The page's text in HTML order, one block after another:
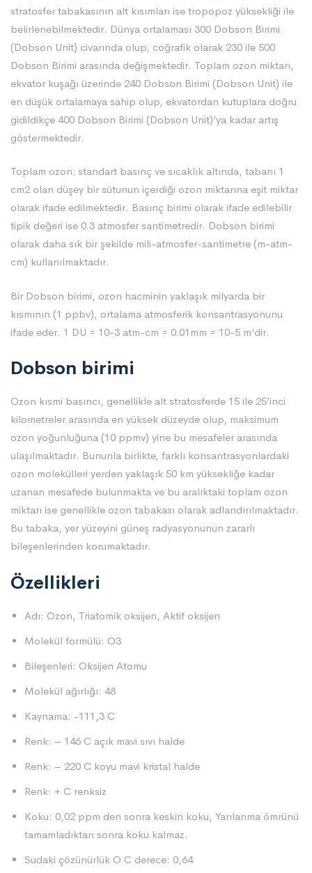
stratosfer tabakasının alt kısımları ise tropopoz yüksekliği ile
belirlenebilmektedir. Dünya ortalaması 300 Dobson Birimi
(Dobson Unit) civarında olup, coğrafik olarak 230 ile 500
Dobson Birimi arasında değişmektedir. Toplam ozon miktarı,
ekvator kuşağı üzerinde 240 Dobson Birimi (Dobson Unit) ile
en düşük ortalamaya sahip olup, ekvatordan kutuplara doğru
gidildikçe 400 Dobson Birimi (Dobson Unit)’ya kadar artış
göstermektedir.
Toplam ozon; standart basınç ve sıcaklık altında, tabanı 1
cm2 olan düşey bir sütunun içerdiği ozon miktarına eşit miktar
olarak ifade edilmektedir. Basınç birimi olarak ifade edilebilir
tipik değeri ise 0.3 atmosfer santimetredir. Dobson birimi
olarak daha sık bir şekilde mili-atmosfer-santimetre (m-atm-
cm) kullanılmaktadır.
Bir Dobson birimi, ozon hacminin yaklaşık milyarda bir
kısmının (1 ppbv), ortalama atmosferik konsantrasyonunu
ifade eder. 1 DU = 10-3 atm-cm = 0.01mm = 10-5 m’dir.
Dobson birimi
Ozon kısmi basıncı, genellikle alt stratosferde 15 ile 25’inci
kilometreler arasında en yüksek düzeyde olup, maksimum
ozon yoğunluğuna (10 ppmv) yine bu mesafeler arasında
ulaşılmaktadır. Bununla birlikte, farklı konsantrasyonlardaki
ozon molekülleri yerden yaklaşık 50 km yüksekliğe kadar
uzanan mesafede bulunmakta ve bu aralıktaki toplam ozon
miktarı ise genellikle ozon tabakası olarak adlandırılmaktadır.
Bu tabaka, yer yüzeyini güneş radyasyonunun zararlı
bileşenlerinden korumaktadır.
Özellikleri
Adı: Ozon, Triatomik oksijen, Aktif oksijen
Molekül formülü: O3
Bileşenleri: Oksijen Atomu
Molekül ağırlığı: 48
Kaynama: -111,3 C
Renk: – 146 C açık mavi sıvı halde
Renk: – 220 C koyu mavi kristal halde
Renk: + C renksiz
Koku: 0,02 ppm den sonra keskin koku, Yarılanma ömrünü
tamamladıktan sonra koku kalmaz.
Sudaki çözünürlük O C derece: 0,64